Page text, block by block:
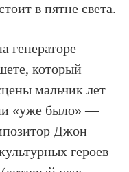
в пятне света.
генераторе
который
мальчик лет
«уже было» —
Джон
героев